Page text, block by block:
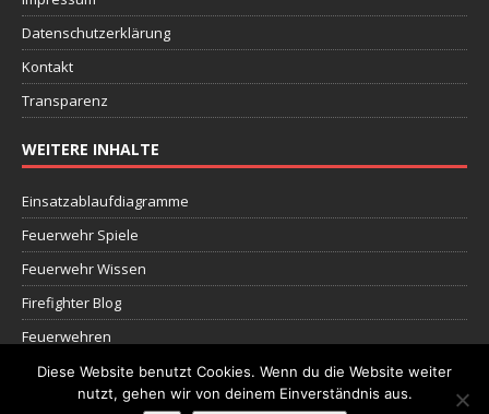
Datenschutzerklärung
Kontakt
Transparenz
WEITERE INHALTE
Einsatzablaufdiagramme
Feuerwehr Spiele
Feuerwehr Wissen
Firefighter Blog
Feuerwehren
Dokumente
Diese Website benutzt Cookies. Wenn du die Website weiter
nutzt, gehen wir von deinem Einverständnis aus.